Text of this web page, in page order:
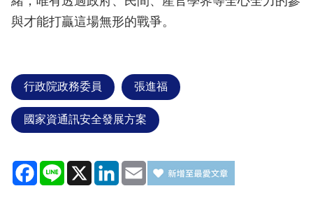
與才能打贏這場無形的戰爭。
行政院政務委員 張進福
國家資通訊安全發展方案
Facebook
Line X LinkedIn
Email